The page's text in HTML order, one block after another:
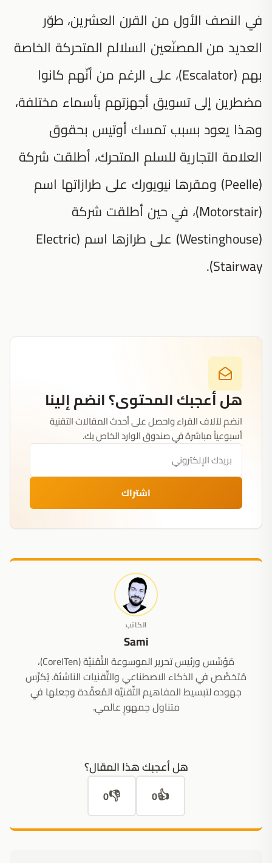
في النصف الأول من القرن العشرين، طوّر
العديد من المصنّعين السلالم المتحركة الخاصة
بهم (Escalator)، على الرغم من أنّهم كانوا
مضطرين إلى تسويق أجهزتهم بأسماء مختلفة،
وهذا يعود بسبب تمسك أوتيس بحقوق
العلامة التجارية للسلم المتحرك، أطلقت شركة
(Peelle) ومقرها نيويورك على طرازاتها اسم
(Motorstair)، في حين أطلقت شركة
(Westinghouse) على طرازها اسم (Electric
Stairway).
هل أعجبك المحتوى؟ انضم إلينا
انضم لآلاف القراء واحصل على أحدث المقالات التقنية
أسبوعياً مباشرة في صندوق الوارد الخاص بك.
اشتراك
الكاتب
Sami
مُؤسِّس ورئيس تحرير الموسوعة التِّقنيَّة (CoreITen)،
مُتخصِّص في الذكاء الاصطناعي والتِّقنيات الناشئة. يُكرِّس
جهوده لتبسيط المفاهيم التِّقنيَّة المُعقَّدة وجعلها في
متناول جمهورٍ عالمي.
هل أعجبك هذا المقال؟
👍
0
👎
0